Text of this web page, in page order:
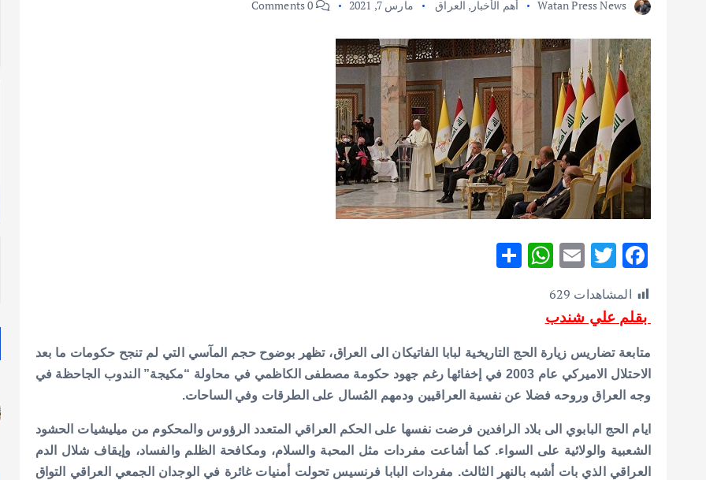
Watan Press News أهم الأخبار , العراق مارس 7, 2021
F
ac
e
b
o
o
k
T
w
it
te
r
E
ai
l
W
A
p
p
المشاهدات 629
بقلم علي شندب
متابعة تضاريس زيارة الحج التاريخية لبابا الفاتيكان الى العراق، تظهر بوضوح حجم المآسي التي لم تنجح حكومات ما بعد
الاحتلال الاميركي عام 2003 في إخفائها رغم جهود حكومة مصطفى الكاظمي في محاولة “مكيجة” الندوب الجاحظة في
وجه العراق وروحه فضلا عن نفسية العراقيين ودمهم المُسال على الطرقات وفي الساحات.
ايام الحج البابوي الى بلاد الرافدين فرضت نفسها على الحكم العراقي المتعدد الرؤوس والمحكوم من ميليشيات الحشود
الشعبية والولائية على السواء. كما أشاعت مفردات مثل المحبة والسلام، ومكافحة الظلم والفساد، وإيقاف شلال الدم
العراقي الذي بات أشبه بالنهر الثالث. مفردات البابا فرنسيس تحولت أمنيات غائرة في الوجدان الجمعي العراقي التواق